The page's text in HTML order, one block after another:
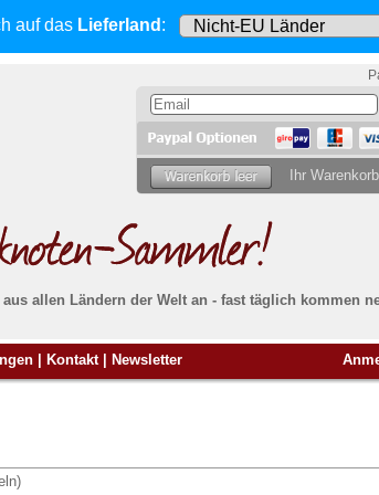
auf das Lieferland :
Ihr
allen Ländern der Welt an - fast täglich kommen
auch ins Ausland, werden
Sie habenkein Risiko
Möchten Sie
verkaufen?
Kontakt Newsletter